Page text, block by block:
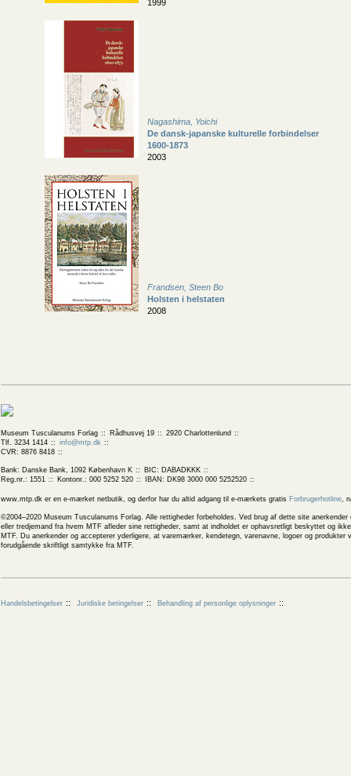
1999
Nagashima, Yoichi
De dansk-japanske kulturelle forbindelser
1600-1873
2003
Frandsen, Steen Bo
Holsten i helstaten
2008
Museum Tusculanums Forlag Rådhusvej 19
2920 Charlottenlund
Tlf. 3234 1414
info@mtp.dk
CVR: 8876 8418
Bank: Danske Bank, 1092 København K
BIC: DABADKKK
Reg.nr.: 1551
Kontonr.: 000 5252 520 IBAN: DK98 3000 000 5252520
www.mtp.dk er en e-mærket netbutik, og derfor har du altid adgang til e-mærkets gratis Forbrugerhotline,
©2004–2020 Museum Tusculanums Forlag. Alle rettigheder forbeholdes. Ved brug af dette site
eller tredjemand fra hvem MTF afleder sine rettigheder, samt at indholdet er ophavsretligt beskyttet og
MTF. Du anerkender og accepterer yderligere, at varemærker, kendetegn, varenavne, logoer og
forudgående skriftligt samtykke fra MTF.
Handelsbetingelser Juridiske betingelser Behandling af personlige oplysninger